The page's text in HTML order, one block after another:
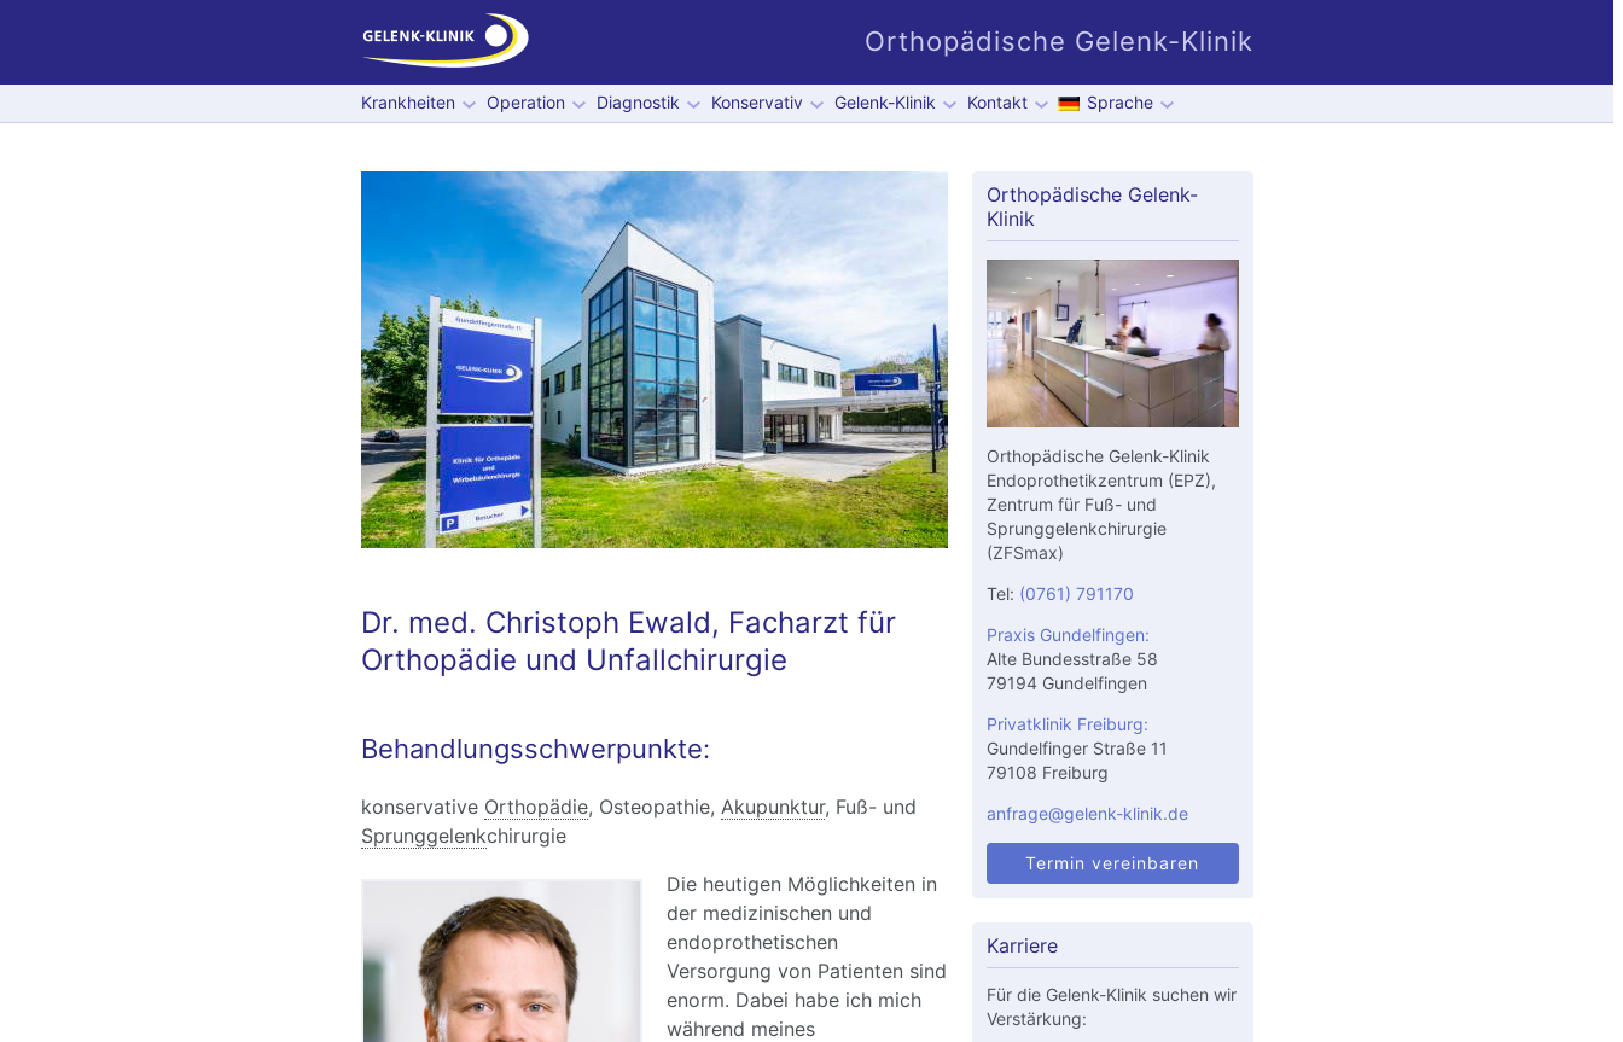
Orthopädische Gelenk-Klinik
Krankheiten Operation Diagnostik Konservativ Gelenk-Klinik Kontakt Sprache
Dr. med. Christoph Ewald, Facharzt für
Orthopädie und Unfallchirurgie
Behandlungsschwerpunkte:
konservative Orthopädie, Osteopathie, Akupunktur, Fuß- und
Sprunggelenkchirurgie
Die heutigen Möglichkeiten in
der medizinischen und
endoprothetischen
Versorgung von Patienten sind
enorm. Dabei habe ich mich
während meines
Orthopädische Gelenk-
Klinik
Orthopädische Gelenk-Klinik
Endoprothetikzentrum (EPZ),
Zentrum für Fuß- und
Sprunggelenkchirurgie
(ZFSmax)
Tel: (0761) 791170
Praxis Gundelfingen:
Alte Bundesstraße 58
79194 Gundelfingen
Privatklinik Freiburg:
Gundelfinger Straße 11
79108 Freiburg
anfrage@gelenk-klinik.de
Termin vereinbaren
Karriere
Für die Gelenk-Klinik suchen wir
Verstärkung: